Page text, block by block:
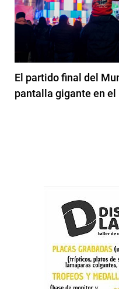
El partido final del
pantalla gigante en el